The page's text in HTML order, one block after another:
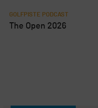
GOLFPISTE PODCAST
The Open 2026